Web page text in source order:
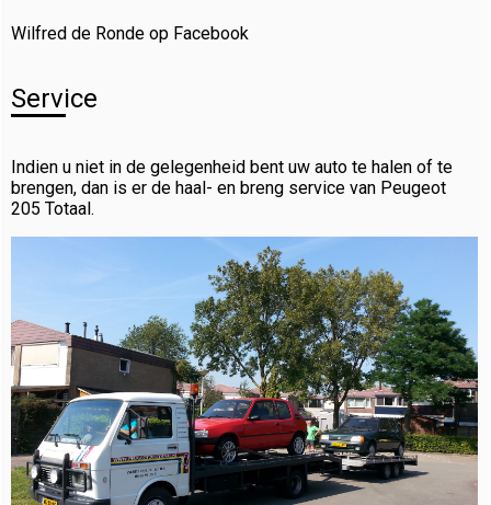
Wilfred de Ronde op Facebook
Service
Indien u niet in de gelegenheid bent uw auto te halen of te
brengen, dan is er de haal- en breng service van Peugeot
205 Totaal.